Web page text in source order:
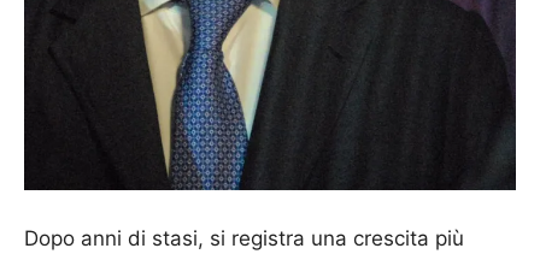
Dopo anni di stasi, si registra una crescita più